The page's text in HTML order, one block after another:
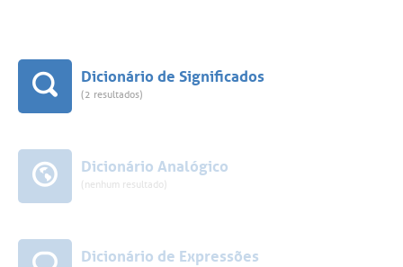
Dicionário de Significados
(2 resultados)
Dicionário Analógico
(nenhum resultado)
Dicionário de Expressões